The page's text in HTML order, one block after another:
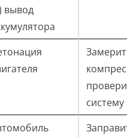
вывод